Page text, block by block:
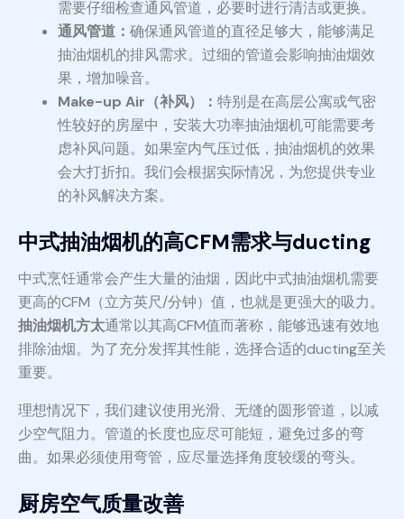
需要仔细检查通风管道，必要时进行清洁或更换。
通风管道： 确保通风管道的直径足够大，能够满足
抽油烟机的排风需求。过细的管道会影响抽油烟效
果，增加噪音。
Make-up Air（补风）： 特别是在高层公寓或气密
性较好的房屋中，安装大功率抽油烟机可能需要考
虑补风问题。如果室内气压过低，抽油烟机的效果
会大打折扣。我们会根据实际情况，为您提供专业
的补风解决方案。
中式抽油烟机的高CFM需求与ducting
中式烹饪通常会产生大量的油烟，因此中式抽油烟机需要
更高的CFM（立方英尺/分钟）值，也就是更强大的吸力。
抽油烟机方太通常以其高CFM值而著称，能够迅速有效地
排除油烟。为了充分发挥其性能，选择合适的ducting至关
重要。
理想情况下，我们建议使用光滑、无缝的圆形管道，以减
少空气阻力。管道的长度也应尽可能短，避免过多的弯
曲。如果必须使用弯管，应尽量选择角度较缓的弯头。
厨房空气质量改善